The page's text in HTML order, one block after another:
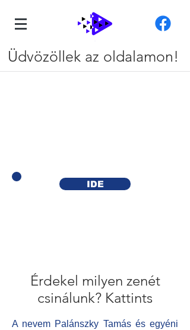
Üdvözöllek az oldalamon!
IDE
Érdekel milyen zenét
csinálunk? Kattints
A nevem Palánszky Tamás és egyéni